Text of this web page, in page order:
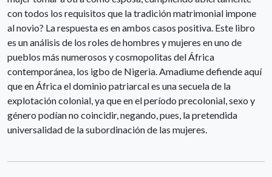
con todos los requisitos que la tradición matrimonial impone
al novio? La respuesta es en ambos casos positiva. Este libro
es un análisis de los roles de hombres y mujeres en uno de
pueblos más numerosos y cosmopolitas del África
contemporánea, los igbo de Nigeria. Amadiume defiende aquí
que en África el dominio patriarcal es una secuela de la
explotación colonial, ya que en el período precolonial, sexo y
género podían no coincidir, negando, pues, la pretendida
universalidad de la subordinación de las mujeres.